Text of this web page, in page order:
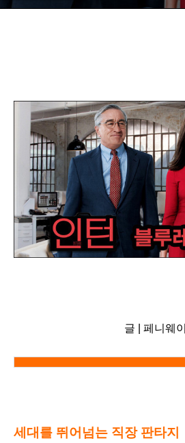
글 | 페니웨이
세대를 뛰어넘는 직장 판타지